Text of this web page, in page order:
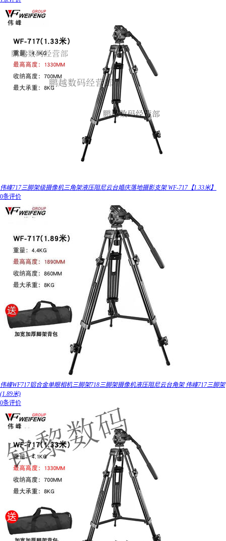
伟峰717三脚架级摄像机三角架液压阻尼云台婚庆落地摄影支架 WF-717【1.33米】
0条评价
伟峰WF717铝合金单眼相机三脚架718三脚架摄像机液压阻尼云台角架 伟峰717三脚架
(1.89米)
0条评价